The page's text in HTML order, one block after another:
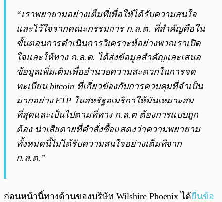
“เราพยายามอย่างเต็มที่เพื่อให้ได้รับความสนใจ
และไว้ใจจากคณะกรรมการ ก.ล.ต. ที่สำคัญคือใน
ขั้นตอนการดำเนินการวิเคราะห์อย่างพวกเราเปิด
ใจและให้ทาง ก.ล.ต. ได้ส่งข้อมูลสำคัญและเสนอ
ข้อมูลเพิ่มเติมเพื่ออำนวยความสะดวกในการจด
ทะเบียน bitcoin ที่เกี่ยวข้องกับการควบคุมที่จำเป็น
มากอย่าง ETP ในสหรัฐอเมริกาให้มันเหมาะสม
ที่สุดและเป็นไปตามที่ทาง ก.ล.ต ต้องการแบบถูก
ต้อง น่าเสียดายที่คำสั่งซื้อแสดงว่าความพยายาม
ทั้งหมดนี้ไม่ได้รับความสนใจอย่างเต็มที่จาก
ก.ล.ต.”
ก่อนหน้านี้ทางด้านของบริษัท Wilshire Phoenix ได้ยื่นข้อ